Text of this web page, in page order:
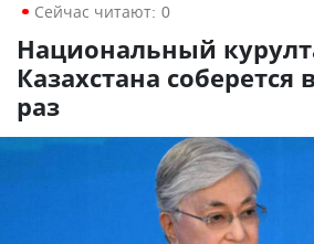
Сейчас читают: 0
Национальный
Казахстана соберется
раз